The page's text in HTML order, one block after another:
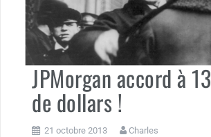
JPMorgan accord à
de dollars !
21 octobre 2013 Charles